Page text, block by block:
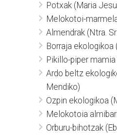
Potxak (Maria
Melokotoi-
Almendrak (Ntra.
Borraja ekologikoa
Pikillo-piper
Ardo beltz
Mendiko)
Ozpin ekologikoa
Melokotoia
Orburu-bihotzak